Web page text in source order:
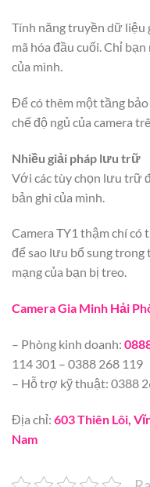
Tính năng truyền dữ liệu
mã hóa đầu cuối. Chỉ
của mình.
Để có thêm một tầng
chế độ ngủ của camera
Nhiều giải pháp lưu trữ
Với các tùy chọn lưu trữ
bản ghi của mình.
Camera TY1 thậm chí có
để sao lưu bổ sung
mạng của bạn bị treo.
Camera Gia Minh Hải
– Phòng kinh doanh:
114 301 – 0388 268 119
– Hỗ trợ kỹ thuật: 0388
Địa chỉ: 603 Thiên Lôi,
Nam